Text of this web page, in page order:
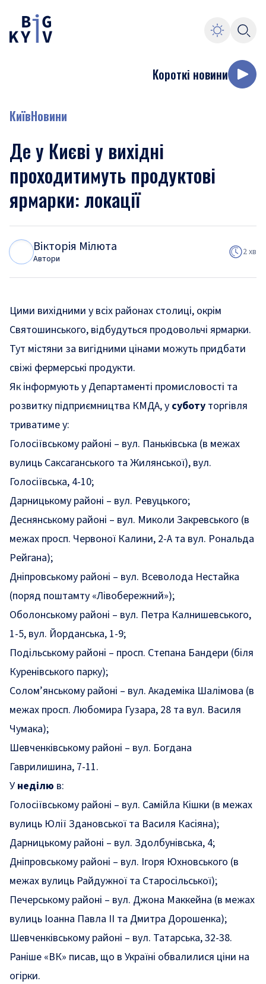
Короткі новини
КиївНовини
Де у Києві у вихідні
проходитимуть продуктові
ярмарки: локації
Вікторія Мілюта
Автори
2 хв
Цими вихідними у всіх районах столиці, окрім
Святошинського, відбудуться продовольчі ярмарки.
Тут містяни за вигідними цінами можуть придбати
свіжі фермерські продукти.
Як інформуютьу Департаменті промисловості та
розвитку підприємництва КМДА, у суботу торгівля
триватиме у:
Голосіївському районі – вул. Паньківська (в межах
вулиць Саксаганського та Жилянської), вул.
Голосіївська, 4-10;
Дарницькому районі – вул. Ревуцького;
Деснянському районі – вул. Миколи Закревського (в
межах просп. Червоної Калини, 2-А та вул. Рональда
Рейгана);
Дніпровському районі – вул. Всеволода Нестайка
(поряд поштамту «Лівобережний»);
Оболонському районі – вул. Петра Калнишевського,
1-5, вул. Йорданська, 1-9;
Подільському районі – просп. Степана Бандери (біля
Куренівського парку);
Солом’янському районі – вул. Академіка Шалімова (в
межах просп. Любомира Гузара, 28 та вул. Василя
Чумака);
Шевченківському районі – вул. Богдана
Гаврилишина, 7-11.
У неділю в:
Голосіївському районі – вул. Самійла Кішки (в межах
вулиць Юлії Здановської та Василя Касіяна);
Дарницькому районі – вул. Здолбунівська, 4;
Дніпровському районі – вул. Ігоря Юхновського (в
межах вулиць Райдужної та Старосільської);
Печерському районі – вул. Джона Маккейна (в межах
вулиць Іоанна Павла II та Дмитра Дорошенка);
Шевченківському районі – вул. Татарська, 32-38.
Раніше «ВК» писав, що в Україні обвалилися ціни на
огірки.